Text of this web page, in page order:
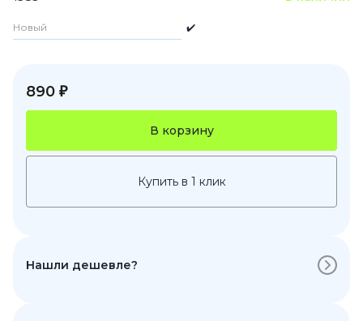
Новый ✔️
890 ₽
В корзину
Купить в 1 клик
Нашли дешевле?